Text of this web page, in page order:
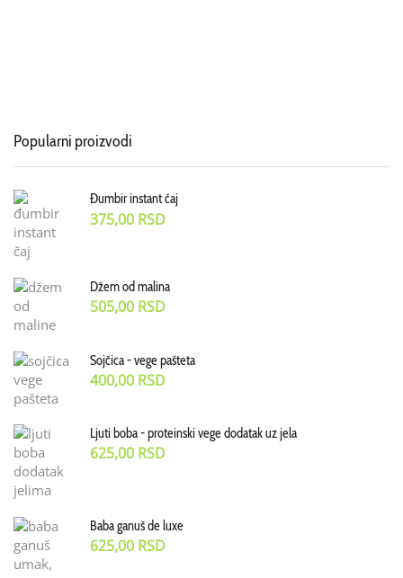
Popularni proizvodi
Đumbir instant čaj
375,00 RSD
Džem od malina
505,00 RSD
Sojčica - vege pašteta
400,00 RSD
Ljuti boba - proteinski vege dodatak uz jela
625,00 RSD
Baba ganuš de luxe
625,00 RSD